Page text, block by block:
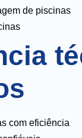
de piscinas
com eficiência